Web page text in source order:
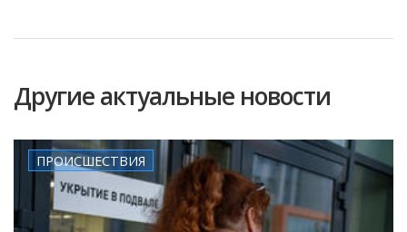
Другие актуальные новости
ПРОИСШЕСТВИЯ